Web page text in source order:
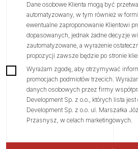
+48 515
Odwiedź nasze
Dane osobowe Klienta mogą być
automatyzowany, w tym również w
ewentualne zaproponowanie Klientowi
dopasowanych, jednak żadne decyzje
zautomatyzowane, a wyrażenie
propozycji zawsze będzie po stronie
Wyrażam zgodę, aby otrzymywać
promocjach podmiotów trzecich.
danych osobowych przez firmy
Development Sp. z o.o., których lista
Development Sp. z o.o. ul. Marszałka
Przasnysz, w celach marketingowych.